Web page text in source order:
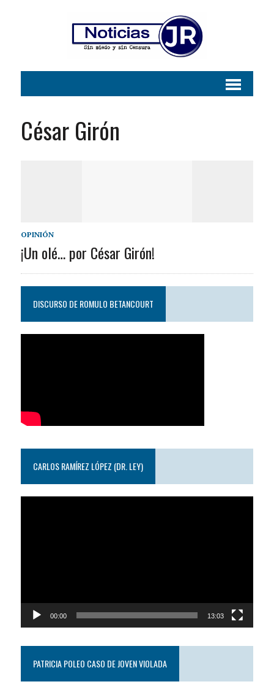
César Girón
OPINIÓN
¡Un olé… por César Girón!
DISCURSO DE ROMULO BETANCOURT
CARLOS RAMÍREZ LÓPEZ (DR. LEY)
00:00 13:03
PATRICIA POLEO CASO DE JOVEN VIOLADA